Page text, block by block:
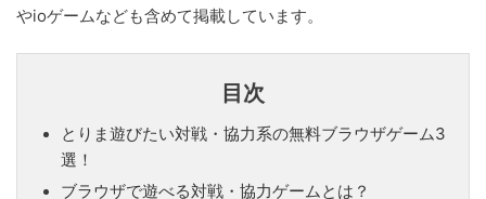
やioゲームなども含めて掲載しています。
目次
とりま遊びたい対戦・協力系の無料ブラウザゲーム3
選！
ブラウザで遊べる対戦・協力ゲームとは？